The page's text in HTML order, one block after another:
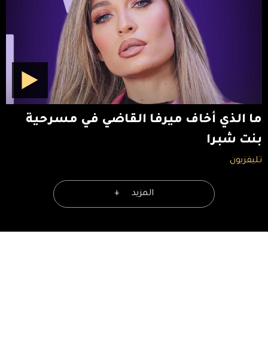
ما الذي أخاف ميرفا القاضي في مسرحية
بنت شبرا
تليفزيون
المزيد